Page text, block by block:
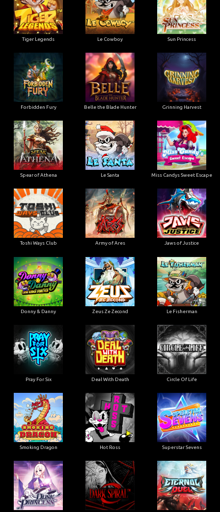
Tiger Legends Le Cowboy Sun Princess
Forbidden Fury Belle the Blade Hunter Grinning Harvest
Spear of Athena Le Santa Miss Candys Sweet Escape
Toshi Ways Club Army of Ares Jaws of Justice
Donny & Danny Zeus Ze Zecond Le Fisherman
Pray For Six Deal With Death Circle Of Life
Smoking Dragon Hot Ross Superstar Sevens